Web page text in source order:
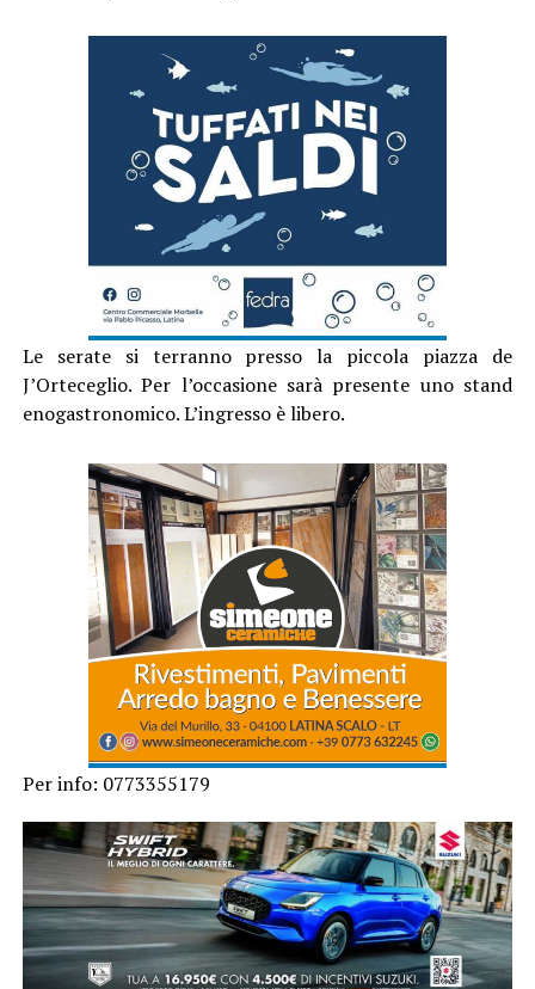
Le serate si terranno presso la piccola piazza de
J’Orteceglio. Per l’occasione sarà presente uno stand
enogastronomico. L’ingresso è libero.
Per info: 0773355179